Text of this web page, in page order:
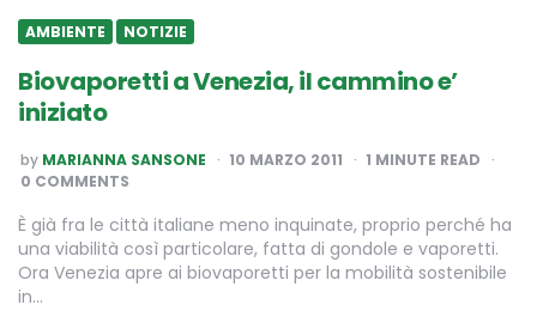
AMBIENTE NOTIZIE
Biovaporetti a Venezia, il cammino e’
iniziato
POSTED
BY
by MARIANNA SANSONE 10 MARZO 2011 1 MINUTE READ
0 COMMENTS
È già fra le città italiane meno inquinate, proprio perché ha
una viabilità così particolare, fatta di gondole e vaporetti.
Ora Venezia apre ai biovaporetti per la mobilità sostenibile
in…